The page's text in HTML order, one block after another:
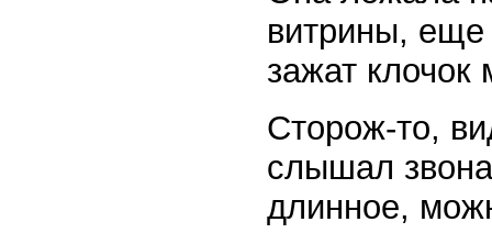
витрины, еще
зажат клочок
Сторож-то,
слышал
длинное,